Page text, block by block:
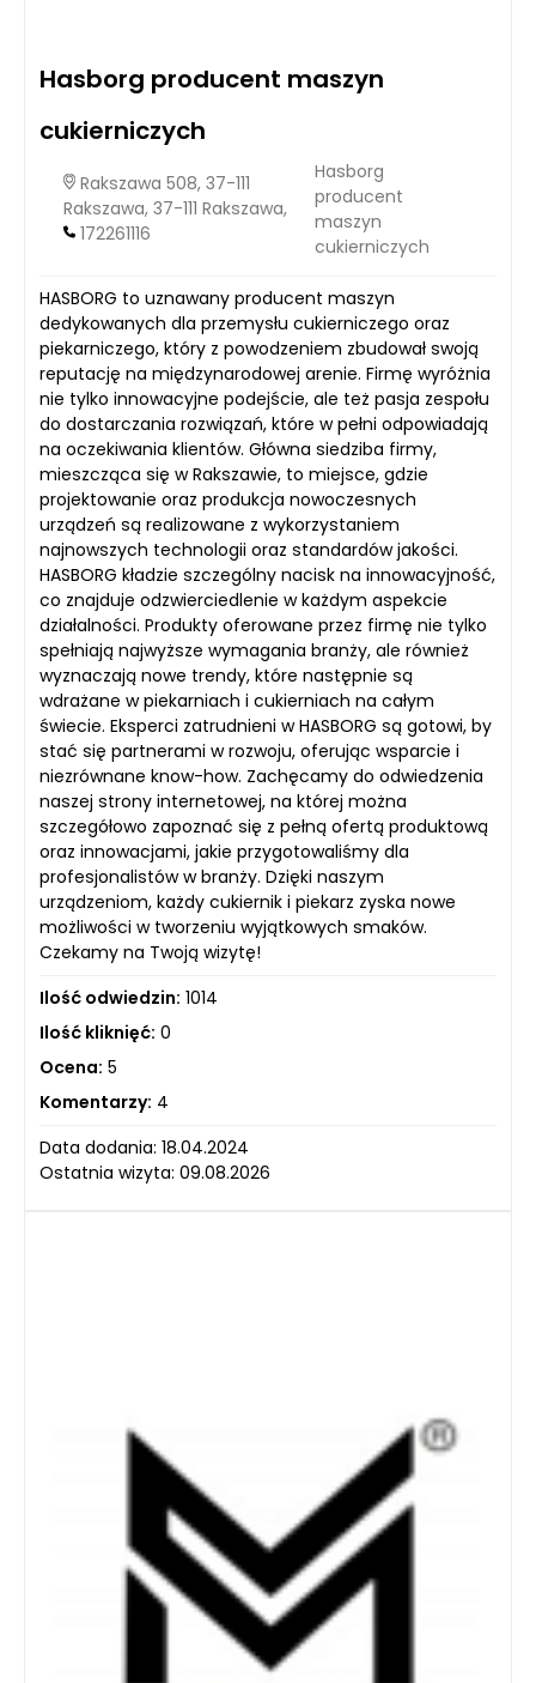
Hasborg producent maszyn
cukierniczych
Rakszawa 508, 37-111
Rakszawa, 37-111 Rakszawa,
172261116
Hasborg
producent
maszyn
cukierniczych
HASBORG to uznawany producent maszyn
dedykowanych dla przemysłu cukierniczego oraz
piekarniczego, który z powodzeniem zbudował swoją
reputację na międzynarodowej arenie. Firmę wyróżnia
nie tylko innowacyjne podejście, ale też pasja zespołu
do dostarczania rozwiązań, które w pełni odpowiadają
na oczekiwania klientów. Główna siedziba firmy,
mieszcząca się w Rakszawie, to miejsce, gdzie
projektowanie oraz produkcja nowoczesnych
urządzeń są realizowane z wykorzystaniem
najnowszych technologii oraz standardów jakości.
HASBORG kładzie szczególny nacisk na innowacyjność,
co znajduje odzwierciedlenie w każdym aspekcie
działalności. Produkty oferowane przez firmę nie tylko
spełniają najwyższe wymagania branży, ale również
wyznaczają nowe trendy, które następnie są
wdrażane w piekarniach i cukierniach na całym
świecie. Eksperci zatrudnieni w HASBORG są gotowi, by
stać się partnerami w rozwoju, oferując wsparcie i
niezrównane know-how. Zachęcamy do odwiedzenia
naszej strony internetowej, na której można
szczegółowo zapoznać się z pełną ofertą produktową
oraz innowacjami, jakie przygotowaliśmy dla
profesjonalistów w branży. Dzięki naszym
urządzeniom, każdy cukiernik i piekarz zyska nowe
możliwości w tworzeniu wyjątkowych smaków.
Czekamy na Twoją wizytę!
Ilość odwiedzin: 1014
Ilość kliknięć: 0
Ocena: 5
Komentarzy: 4
Data dodania: 18.04.2024
Ostatnia wizyta: 09.08.2026